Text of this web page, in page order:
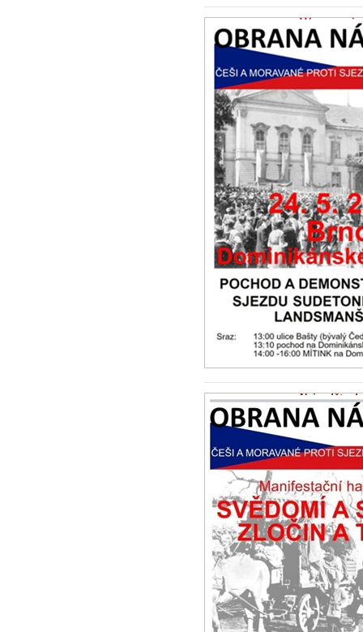
Výzva
uspořádání
22.5.2026 -
My, níže
spojeneckých
Nejezděte
22.5.2026 -
Otevřený